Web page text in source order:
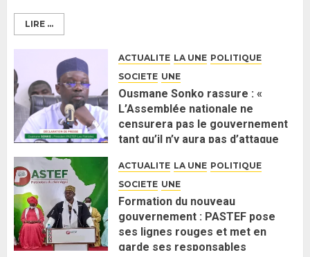
LIRE ...
ACTUALITE LA UNE POLITIQUE
SOCIETE UNE
Ousmane Sonko rassure : «
L’Assemblée nationale ne
censurera pas le gouvernement
tant qu’il n’y aura pas d’attaque
2 JUIN 2026 0
ACTUALITE LA UNE POLITIQUE
SOCIETE UNE
Formation du nouveau
gouvernement : PASTEF pose
ses lignes rouges et met en
garde ses responsables